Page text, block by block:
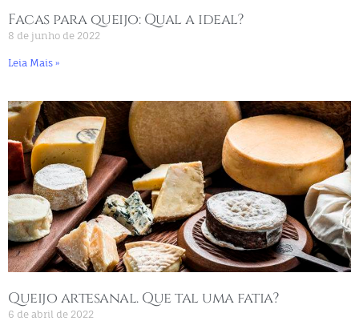
Facas para queijo: Qual a ideal?
8 de junho de 2022
Leia Mais »
Queijo artesanal. Que tal uma fatia?
6 de abril de 2022